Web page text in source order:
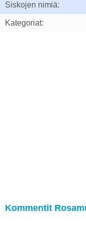
Siskojen nimiä:
Kategoriat:
Kommentit